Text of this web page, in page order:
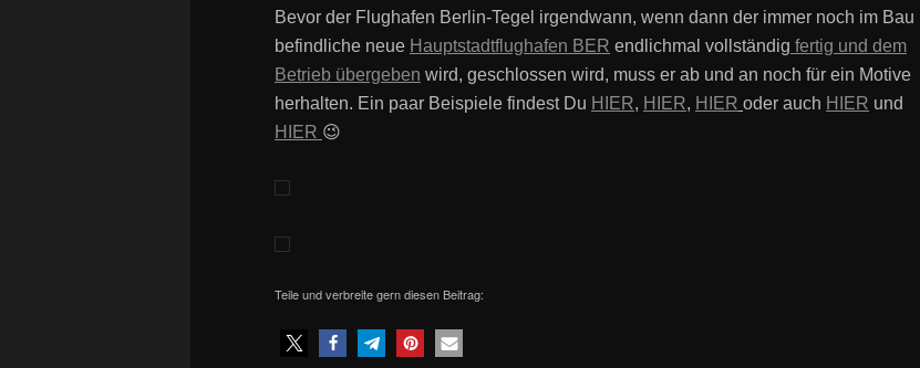
Bevor der Flughafen Berlin-Tegel irgendwann, wenn dann der immer noch im Bau
befindliche neue Hauptstadtflughafen BER endlichmal vollständig fertig und dem
Betrieb übergeben wird, geschlossen wird, muss er ab und an noch für ein Motive
herhalten. Ein paar Beispiele findest Du HIER, HIER, HIER oder auch HIER und
HIER 😉
Teile und verbreite gern diesen Beitrag: